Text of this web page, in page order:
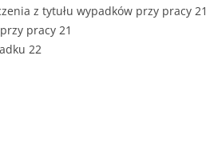
z tytułu wypadków przy pracy 21
pracy 21
22